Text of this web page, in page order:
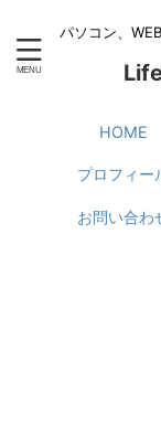
パソコン、
HOME
プロフィー
お問い合わ